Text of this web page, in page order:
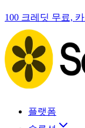
100 크레딧 무료,
플랫폼